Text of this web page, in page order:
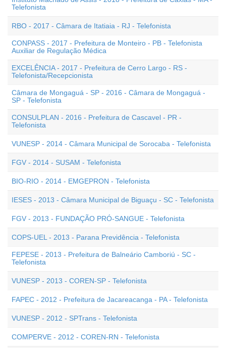
Telefonista
RBO - 2017 - Câmara de Itatiaia - RJ - Telefonista
CONPASS - 2017 - Prefeitura de Monteiro - PB - Telefonista
Auxiliar de Regulação Médica
EXCELÊNCIA - 2017 - Prefeitura de Cerro Largo - RS -
Telefonista/Recepcionista
Câmara de Mongaguá - SP - 2016 - Câmara de Mongaguá -
SP - Telefonista
CONSULPLAN - 2016 - Prefeitura de Cascavel - PR -
Telefonista
VUNESP - 2014 - Câmara Municipal de Sorocaba - Telefonista
FGV - 2014 - SUSAM - Telefonista
BIO-RIO - 2014 - EMGEPRON - Telefonista
IESES - 2013 - Câmara Municipal de Biguaçu - SC - Telefonista
FGV - 2013 - FUNDAÇÃO PRÓ-SANGUE - Telefonista
COPS-UEL - 2013 - Parana Previdência - Telefonista
FEPESE - 2013 - Prefeitura de Balneário Camboriú - SC -
Telefonista
VUNESP - 2013 - COREN-SP - Telefonista
FAPEC - 2012 - Prefeitura de Jacareacanga - PA - Telefonista
VUNESP - 2012 - SPTrans - Telefonista
COMPERVE - 2012 - COREN-RN - Telefonista